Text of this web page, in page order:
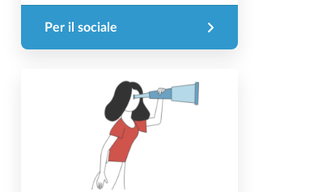
Per il sociale